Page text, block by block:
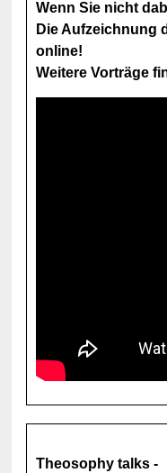
Wenn Sie nicht
Die Aufzeichnung
online!
Weitere Vorträge
Theosophy talks -